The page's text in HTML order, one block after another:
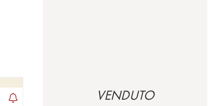
VENDUTO